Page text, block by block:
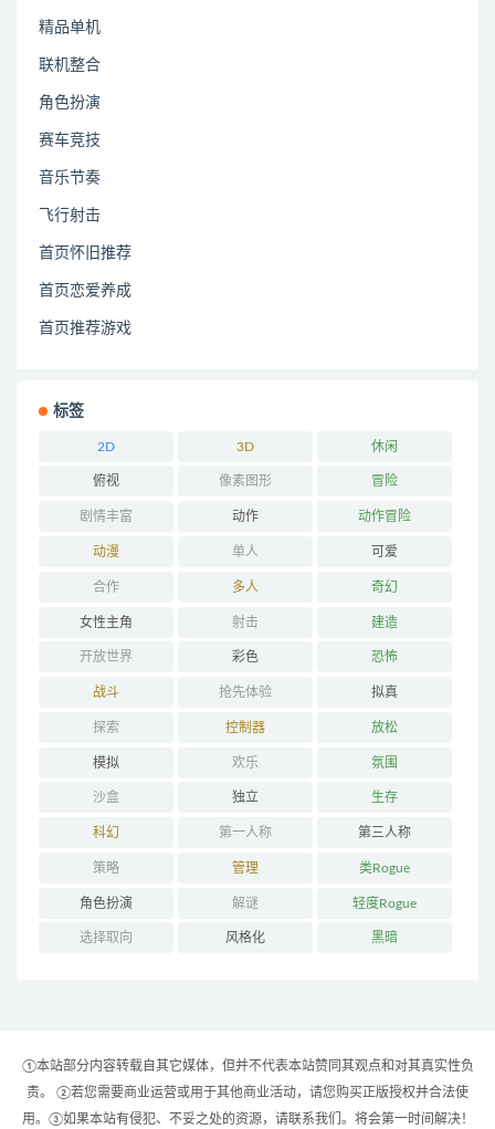
精品单机
联机整合
角色扮演
赛车竞技
音乐节奏
飞行射击
首页怀旧推荐
首页恋爱养成
首页推荐游戏
标签
2D 3D 休闲
俯视 像素图形 冒险
剧情丰富 动作 动作冒险
动漫 单人 可爱
合作 多人 奇幻
女性主角 射击 建造
开放世界 彩色 恐怖
战斗 抢先体验 拟真
探索 控制器 放松
模拟 欢乐 氛围
沙盒 独立 生存
科幻 第一人称 第三人称
策略 管理 类Rogue
角色扮演 解谜 轻度Rogue
选择取向 风格化 黑暗
①本站部分内容转载自其它媒体，但并不代表本站赞同其观点和对其真实性负
责。 ②若您需要商业运营或用于其他商业活动，请您购买正版授权并合法使
用。③如果本站有侵犯、不妥之处的资源，请联系我们。将会第一时间解决！